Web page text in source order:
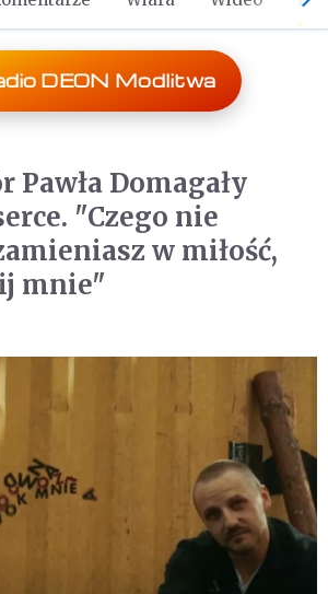
DEON Modlitwa
Pawła Domagały
"Czego nie
w miłość,
mnie"